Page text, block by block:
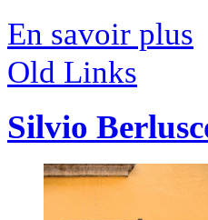
En savoir plus
Old Links
Silvio